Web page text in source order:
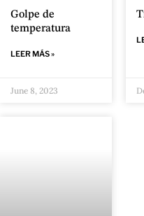
Golpe de
temperatura
LEER MÁS »
June 8, 2023